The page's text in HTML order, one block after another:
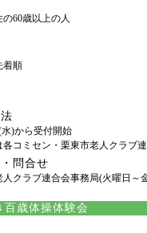
60歳以上の人
着順
水)から受付開始
コミセン・栗東市老人クラブ
問合せ
人クラブ連合会事務局(火曜日
百歳体操体験会